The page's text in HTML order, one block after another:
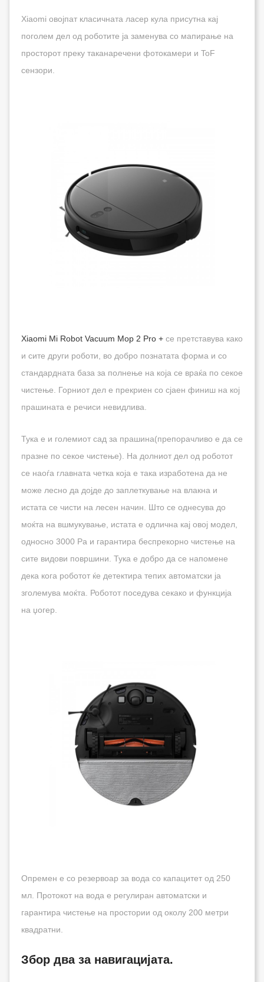
Xiaomi овојпат класичната ласер кула присутна кај
поголем дел од роботите ја заменува со мапирање на
просторот преку таканаречени фотокамери и ToF
сензори.
Xiaomi Mi Robot Vacuum Mop 2 Pro + се претставува како
и сите други роботи, во добро познатата форма и со
стандардната база за полнење на која се враќа по секое
чистење. Горниот дел е прекриен со сјаен финиш на кој
прашината е речиси невидлива.
Тука е и големиот сад за прашина(препорачливо е да се
празне по секое чистење). На долниот дел од роботот
се наоѓа главната четка која е така изработена да не
може лесно да дојде до заплеткување на влакна и
истата се чисти на лесен начин. Што се однесува до
моќта на вшмукување, истата е одлична кај овој модел,
односно 3000 Pa и гарантира беспрекорно чистење на
сите видови површини. Тука е добро да се напомене
дека кога роботот ќе детектира тепих автоматски ја
зголемува моќта. Роботот поседува секако и функција
на џогер.
Опремен е со резервоар за вода со капацитет од 250
мл. Протокот на вода е регулиран автоматски и
гарантира чистење на простории од околу 200 метри
квадратни.
Збор два за навигацијата.